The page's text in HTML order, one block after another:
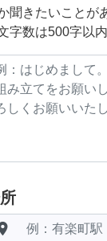
聞きたいことが
文字数は500字以内